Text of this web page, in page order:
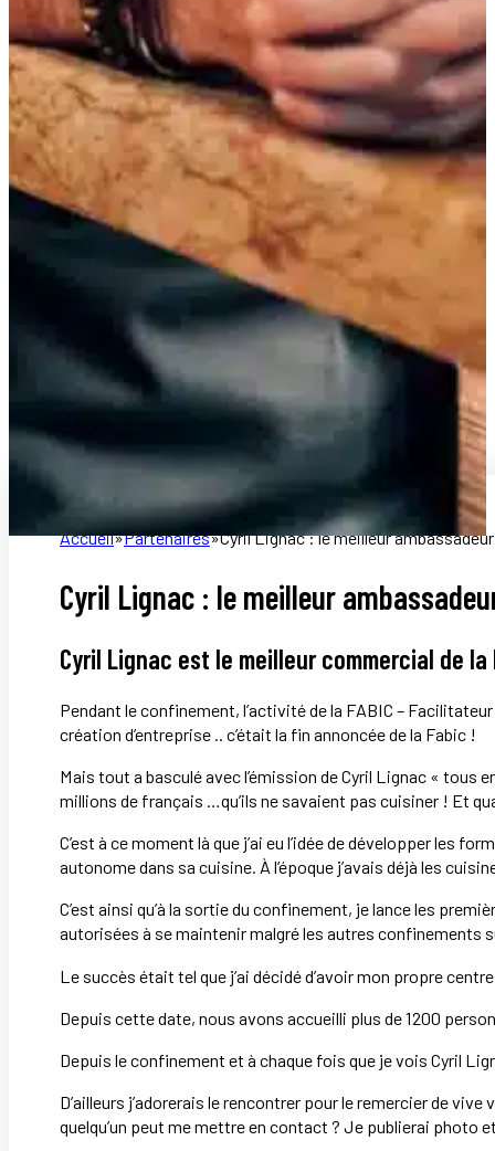
Accueil Partenaires Cyril Lignac : le meilleur
Cyril Lignac : le meilleur
Cyril Lignac est le meilleur commercial de la
Pendant le confinement, l’activité de la FABIC –
création d’entreprise .. c’était la fin annoncée de la Fabic !
Mais tout a basculé avec l’émission de Cyril Lignac «
millions de français …qu’ils ne savaient pas cuisiner ! Et
C’est à ce moment là que j’ai eu l’idée de développer
autonome dans sa cuisine. À l’époque j’avais déjà les
C’est ainsi qu’à la sortie du confinement, je lance les
autorisées à se maintenir malgré les autres confinements
Le succès était tel que j’ai décidé d’avoir mon propre
Depuis cette date, nous avons accueilli plus de 1200
Depuis le confinement et à chaque fois que je vois Cyril
D’ailleurs j’adorerais le rencontrer pour le remercier de vive
quelqu’un peut me mettre en contact ? Je publierai photo